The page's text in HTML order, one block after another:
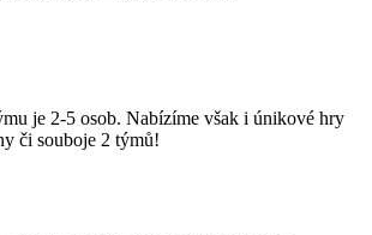
je 2-5 osob. Nabízíme však i únikové hry
či souboje 2 týmů!